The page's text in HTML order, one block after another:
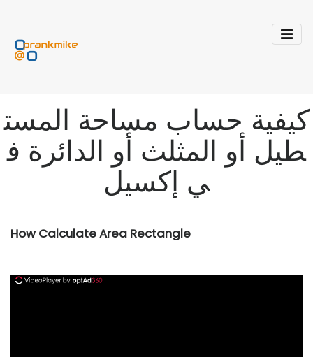
كيفية حساب مساحة المست
طيل أو المثلث أو الدائرة ف
ي إكسيل
How Calculate Area Rectangle